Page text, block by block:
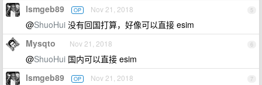
5
lsmgeb89 OP Nov 21, 2018
@ShuoHui 没有回国打算，好像可以直接 esim
6
Mysqto Nov 21, 2018
@ShuoHui 国内可以直接 esim
7
lsmgeb89 OP Nov 21, 2018